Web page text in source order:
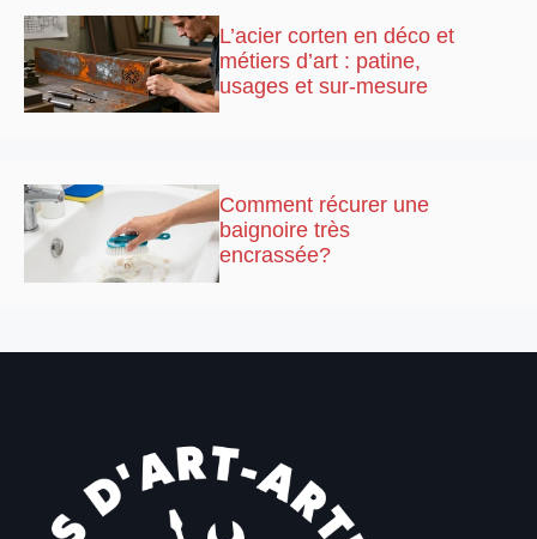
L’acier corten en déco et
métiers d’art : patine,
usages et sur-mesure
Comment récurer une
baignoire très
encrassée?